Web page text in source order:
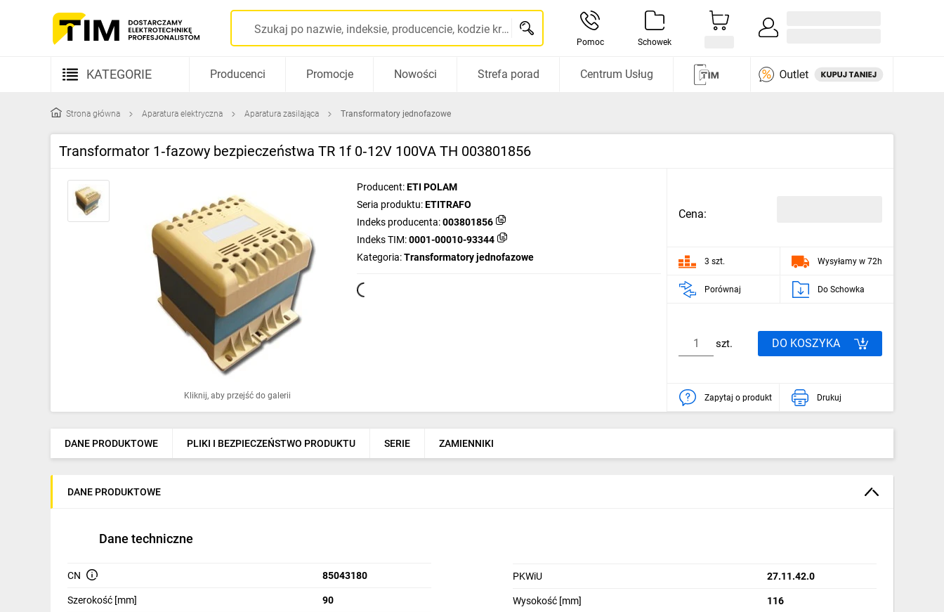
Szukaj po nazwie, indeksie, producencie, kodzie kreskowym...
Pomoc Schowek
KATEGORIE
Kable i przewody
Elementy prowadzenia kabli
Fotowoltaika
Ogrzewanie
Elektronarzędzia i mierniki
Dom i ogród
Producenci Promocje Nowości Strefa porad Centrum Usług
Strona główna Aparatura elektryczna Aparatura zasilająca Transformatory jednofazowe
Transformator 1‑fazowy bezpieczeństwa TR 1f 0‑12V 100VA TH 003801856
Kliknij, aby przejść do galerii
Producent:ETI POLAM
Seria produktu:ETITRAFO
Indeks producenta:003801856
Indeks TIM:0001-00010-93344
Kategoria:Transformatory jednofazowe
Cena:
3 szt. Wysyłamy w 72h
Porównaj Do Schowka
szt. DO KOSZYKA
Zapytaj o produkt Drukuj
DANE PRODUKTOWE PLIKI I BEZPIECZEŃSTWO PRODUKTU SERIE ZAMIENNIKI
DANE PRODUKTOWE
Dane techniczne
CN 85043180
Szerokość [mm] 90
PKWiU 27.11.42.0
Wysokość [mm] 116